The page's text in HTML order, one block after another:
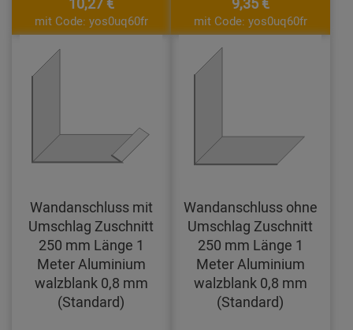
mit Code: yos0uq60fr mit Code: yos0uq60fr
Wandanschluss mit
Umschlag Zuschnitt
250 mm Länge 1
Meter Aluminium
walzblank 0,8 mm
(Standard)
Wandanschluss ohne
Umschlag Zuschnitt
250 mm Länge 1
Meter Aluminium
walzblank 0,8 mm
(Standard)